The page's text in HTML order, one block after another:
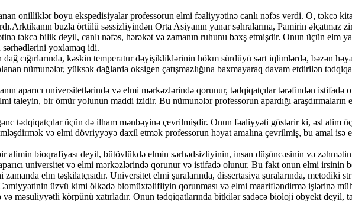
onilliklər boyu ekspedisiyalar professorun elmi fəaliyyətinə canlı nəfəs verdi. O, təkcə
buzla örtülü səssizliyindən Orta Asiyanın yanar səhralarına, Pamirin əlçatmaz
təkcə bilik deyil, canlı nəfəs, hərəkət və zamanın ruhunu bəxş etmişdir. Onun üçün elm
yoxlamaq idi.
cığırlarında, kəskin temperatur dəyişikliklərinin hökm sürdüyü sərt iqlimlərdə, bəzən
nümunələr, yüksək dağlarda oksigen çatışmazlığına baxmayaraq davam etdirilən
aparıcı universitetlərində və elmi mərkəzlərində qorunur, tədqiqatçılar tərəfindən
taleyin, bir ömür yolunun maddi izidir. Bu nümunələr professorun apardığı araşdırmaların
tədqiqatçılar üçün də ilham mənbəyinə çevrilmişdir. Onun fəaliyyəti göstərir ki, əsl alim
və elmi dövriyyəyə daxil etmək professorun həyat amalına çevrilmiş, bu amal isə
alimin bioqrafiyası deyil, bütövlükdə elmin sərhədsizliyinin, insan düşüncəsinin və
universitet və elmi mərkəzlərində qorunur və istifadə olunur. Bu fakt onun elmi irsinin
elm təşkilatçısıdır. Universitet elmi şuralarında, dissertasiya şuralarında, metodiki
üzvü kimi ölkədə biomüxtəlifliyin qorunması və elmi maarifləndirmə işlərinə
məsuliyyətli körpünü xatırladır. Onun tədqiqatlarında bitkilər sadəcə bioloji obyekt deyil,